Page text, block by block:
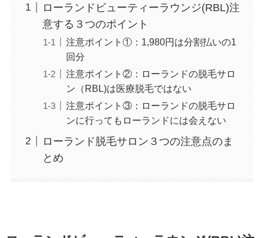
ローランドビューティーラウンジ(RBL)注
意する３つのポイント
注意ポイント①：1,980円は分割払いの1
回分
注意ポイント②：ローランドの脱毛サロ
ン（RBL)は医療脱毛ではない
注意ポイント③：ローランドの脱毛サロ
ンに行ってもローランドには会えない
ローランド脱毛サロン３つの注意点のま
とめ